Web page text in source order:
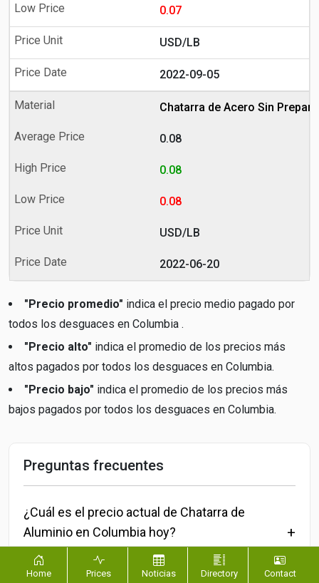
0.07
USD/LB
2022-09-05
Chatarra de Acero Sin
0.08
0.08
0.08
USD/LB
2022-06-20
"Precio promedio" indica el precio medio pagado por
todos los desguaces en Columbia .
"Precio alto" indica el promedio de los precios más
altos pagados por todos los desguaces en Columbia.
"Precio bajo" indica el promedio de los precios más
bajos pagados por todos los desguaces en Columbia.
Preguntas frecuentes
¿Cuál es el precio actual de Chatarra de
Aluminio en Columbia hoy?
¿Cuál es el precio actual de Chatarra de Latón
Home Prices Noticias Directory Contact